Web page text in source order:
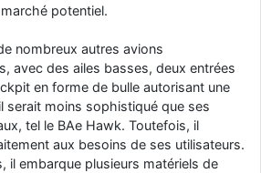
potentiel.
nombreux autres avions
avec des ailes basses, deux entrées
en forme de bulle autorisant une
serait moins sophistiqué que ses
tel le BAe Hawk. Toutefois, il
aux besoins de ses utilisateurs.
il embarque plusieurs matériels de